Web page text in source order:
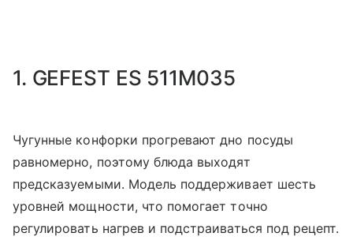
1. GEFEST ES 511M035
Чугунные конфорки прогревают дно посуды
равномерно, поэтому блюда выходят
предсказуемыми. Модель поддерживает шесть
уровней мощности, что помогает точно
регулировать нагрев и подстраиваться под рецепт.